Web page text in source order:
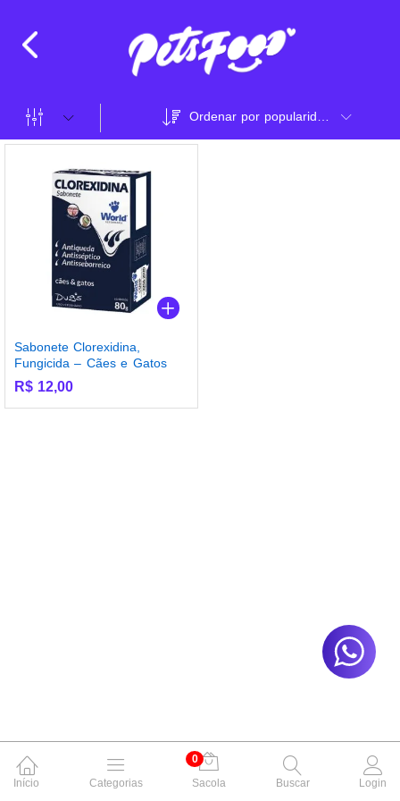
Sabonete Clorexidina,
Fungicida – Cães e Gatos
R$ 12,00
Início Categorias
0
Sacola
Buscar Login